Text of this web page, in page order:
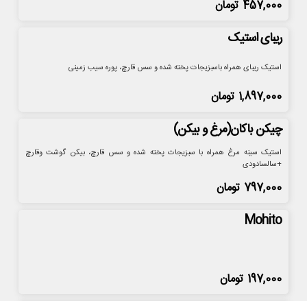
457,000 تومان
ریبای استیک
استیک ریبای همراه باسبزیجات پخته شده و سس قارچ، پوره سیب زمینی
1,897,000 تومان
چیکن باکان(مرغ و بیکن)
استیک سینه مرغ همراه با سبزیجات پخته شده و سس قارچ، بیکن گوشت وقارچ
+سالسادودی
797,000 تومان
Mohito
197,000 تومان